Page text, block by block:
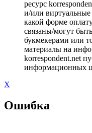
ресурс
и/или
какой форме
связаны/могут
букмекерами или
материалы на
korrespondent.net
информационных
X
Ошибка